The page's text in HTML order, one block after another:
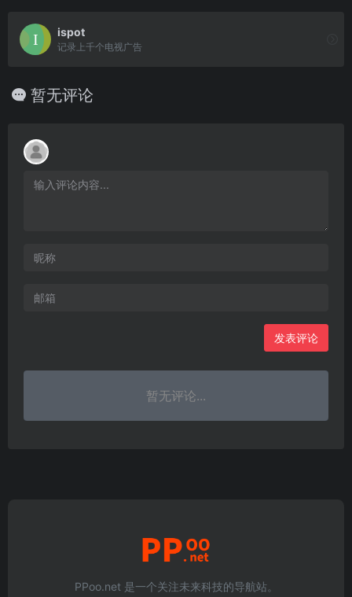
ispot
记录上千个电视广告
暂无评论
发表评论
暂无评论...
PPoo.net 是一个关注未来科技的导航站。